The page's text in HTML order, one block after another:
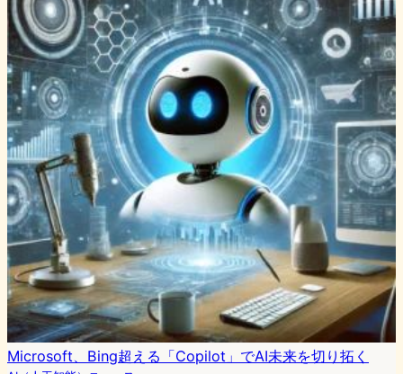
Microsoft、Bing超える「Copilot」でAI未来を切り拓く